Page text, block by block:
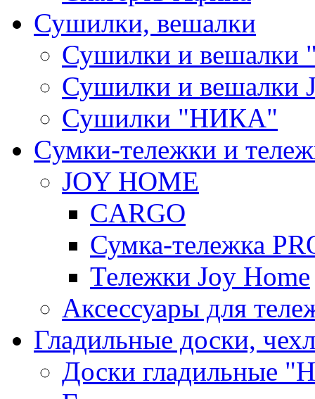
Сушилки, вешалки
Сушилки и вешалки
Сушилки и вешалки
Сушилки "НИКА"
Cумки-тележки и
JOY HOME
CARGO
Сумка-тележка
Тележки Joy Home
Аксессуары для
Гладильные доски,
Доски гладильные